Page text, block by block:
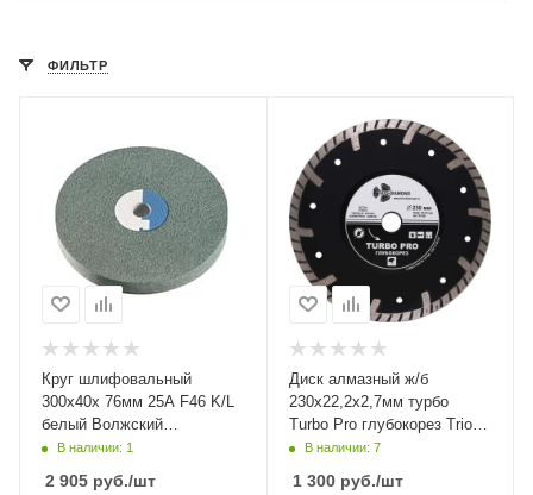
ФИЛЬТР
Круг шлифовальный
300х40х 76мм 25A F46 K/L
белый Волжский
абразивный завод
В наличии: 1
2 905 руб./шт
Диск алмазный ж/б
230х22,2х2,7мм турбо
Turbo Pro глубокорез Trio-
Diamond
В наличии: 7
1 300руб./шт